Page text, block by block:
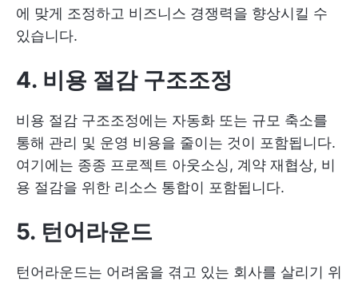
에 맞게 조정하고 비즈니스 경쟁력을 향상시킬 수
있습니다.
4. 비용 절감 구조조정
비용 절감 구조조정에는 자동화 또는 규모 축소를
통해 관리 및 운영 비용을 줄이는 것이 포함됩니다.
여기에는 종종 프로젝트 아웃소싱, 계약 재협상, 비
용 절감을 위한 리소스 통합이 포함됩니다.
5. 턴어라운드
턴어라운드는 어려움을 겪고 있는 회사를 살리기 위